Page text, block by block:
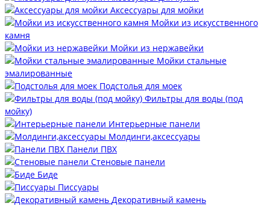
Аксессуары для мойки
Мойки из искусственного
камня
Мойки из нержавейки
Мойки стальные
эмалированные
Подстолья для моек
Фильтры для воды (под
мойку)
Интерьерные панели
Молдинги,аксессуары
Панели ПВХ
Стеновые панели
Биде
Писсуары
Декоративный камень